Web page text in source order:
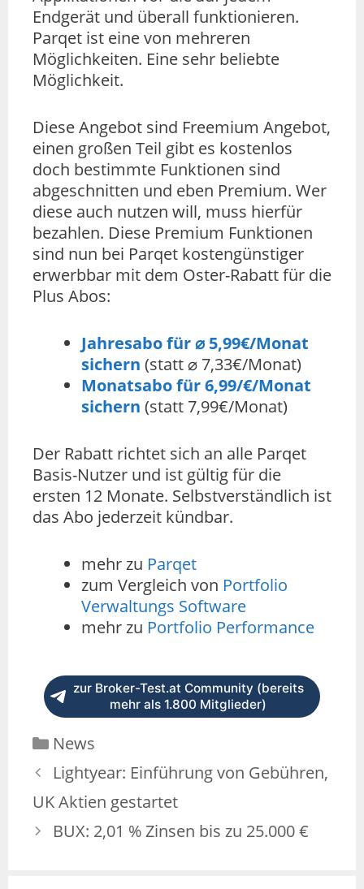
Endgerät und überall funktionieren.
Parqet ist eine von mehreren
Möglichkeiten. Eine sehr beliebte
Möglichkeit.
Diese Angebot sind Freemium Angebot,
einen großen Teil gibt es kostenlos
doch bestimmte Funktionen sind
abgeschnitten und eben Premium. Wer
diese auch nutzen will, muss hierfür
bezahlen. Diese Premium Funktionen
sind nun bei Parqet kostengünstiger
erwerbbar mit dem Oster-Rabatt für die
Plus Abos:
Jahresabo für ⌀ 5,99€/Monat
sichern (statt ⌀ 7,33€/Monat)
Monatsabo für 6,99/€/Monat
sichern (statt 7,99€/Monat)
Der Rabatt richtet sich an alle Parqet
Basis-Nutzer und ist gültig für die
ersten 12 Monate. Selbstverständlich ist
das Abo jederzeit kündbar.
mehr zu Parqet
zum Vergleich von Portfolio
Verwaltungs Software
mehr zu Portfolio Performance
zur Broker-Test.at Community (bereits
mehr als 1.800 Mitglieder)
News
Lightyear: Einführung von Gebühren,
UK Aktien gestartet
BUX: 2,01 % Zinsen bis zu 25.000 €